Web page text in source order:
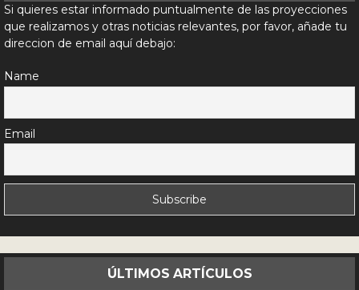
Si quieres estar informado puntualmente de las proyecciones
que realizamos y otras noticias relevantes, por favor, añade tu
direccion de email aquí debajo:
Name
Email
ÚLTIMOS ARTÍCULOS